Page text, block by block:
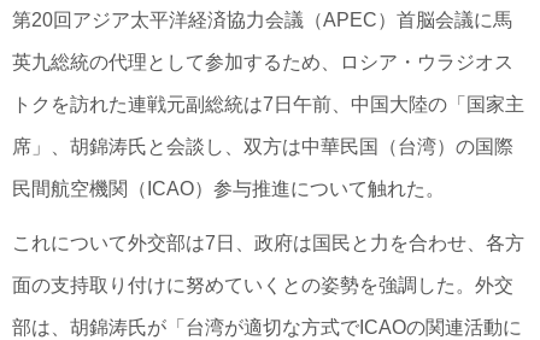
第20回アジア太平洋経済協力会議（APEC）首脳会議に馬
英九総統の代理として参加するため、ロシア・ウラジオス
トクを訪れた連戦元副総統は7日午前、中国大陸の「国家主
席」、胡錦涛氏と会談し、双方は中華民国（台湾）の国際
民間航空機関（ICAO）参与推進について触れた。
これについて外交部は7日、政府は国民と力を合わせ、各方
面の支持取り付けに努めていくとの姿勢を強調した。外交
部は、胡錦涛氏が「台湾が適切な方式でICAOの関連活動に